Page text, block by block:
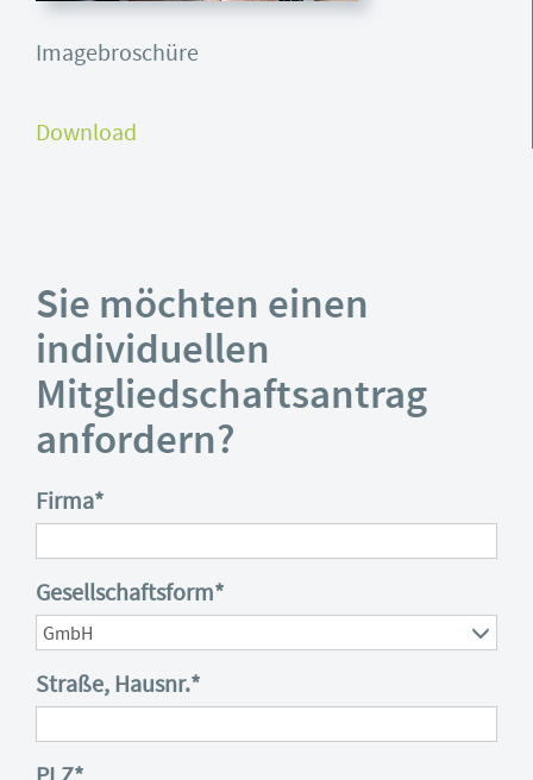
Imagebroschüre
Download
Sie möchten einen
individuellen
Mitgliedschaftsantrag
anfordern?
Firma*
Gesellschaftsform*
Straße, Hausnr.*